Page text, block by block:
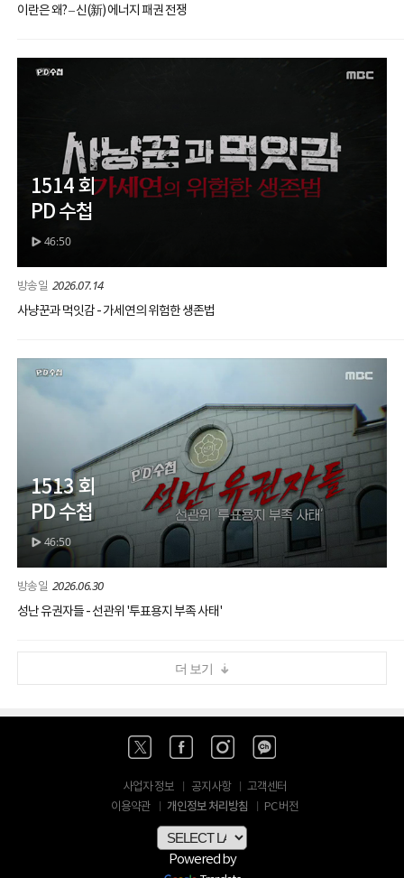
이란은 왜? – 신(新) 에너지 패권 전쟁
1514 회
PD 수첩
46:50
2026.07.14
사냥꾼과 먹잇감 - 가세연의 위험한 생존법
1513 회
PD 수첩
46:50
2026.06.30
성난 유권자들 - 선관위 '투표용지 부족 사태'
더 보기
사업자 정보 공지사항
고객센터
이용약관
개인정보 처리방침 PC 버전
Powered by